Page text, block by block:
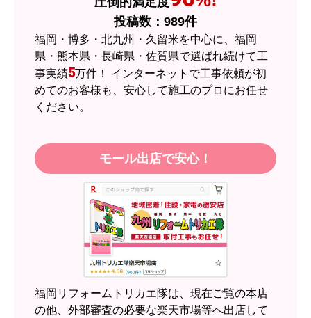
予定の期日までに商品が届きましたか？
はい
商品の梱包は必要十分なものでしたか？
はい
またこのショップを利用したいですか？
【注文商品】エアコン・クーラー 【注
文時期】2026年05月頃（モバイルから）
【このショップを選んだ理由は？】
近隣のショップでしっかりやってくれそうだった
【注文からどのくらいで届きましたか？】
【その他感想・コメント】
投稿数： 989件
福岡・博多・北九州・久留米を中心に、福岡
県・熊本県・長崎県・佐賀県で選ばれ続けて工
事実績5万件！ インターネットで工事依頼が初
めてのお客様も、安心して施工のプロにお任せ
ください。
モール出店で安心！
福岡リフォームトリカエ隊は、現在ご覧の本店
の他、外部審査の必要な楽天市場等へ出店して